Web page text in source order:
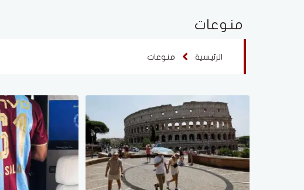
منوعات
الرئيسية منوعات